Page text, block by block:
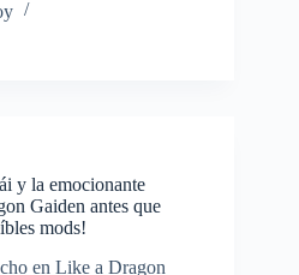
y la emocionante
Gaiden antes que
mods!
en Like a Dragon